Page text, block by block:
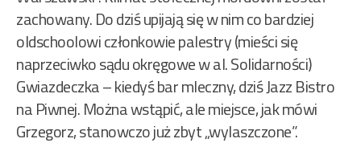
zachowany. Do dziś upijają się w nim co bardziej
oldschoolowi członkowie palestry (mieści się
naprzeciwko sądu okręgowe w al. Solidarności)
Gwiazdeczka – kiedyś bar mleczny, dziś Jazz Bistro
na Piwnej. Można wstąpić, ale miejsce, jak mówi
Grzegorz, stanowczo już zbyt „wylaszczone”.